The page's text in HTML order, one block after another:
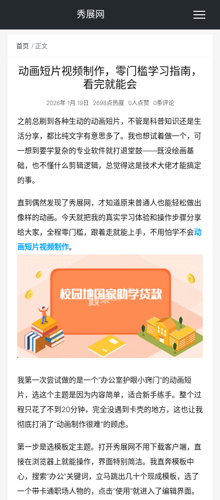
秀展网
首页 正文
动画短片视频制作，零门槛学习指南，
看完就能会
2026年 1月 19日 2698点热度 0人点赞 0条评论
之前总刷到各种生动的动画短片，不管是科普知识还是生
活分享，都比纯文字有意思多了。我也想试着做一个，可
一想到要学复杂的专业软件就打退堂鼓——既没绘画基
础，也不懂什么剪辑逻辑，总觉得这是技术大佬才能搞定
的事。
直到偶然发现了秀展网，才知道原来普通人也能轻松做出
像样的动画。今天就把我的真实学习体验和操作步骤分享
给大家，全程零门槛，跟着走就能上手，不用怕学不会动
画短片视频制作。
我第一次尝试做的是一个“办公室护眼小窍门”的动画短
片，选这个主题是因为内容简单，适合新手练手。整个过
程只花了不到20分钟，完全没遇到卡壳的地方，这也让我
彻底打消了“动画制作很难”的顾虑。
第一步是选模板定主题。打开秀展网不用下载客户端，直
接在浏览器上就能操作，界面特别简洁。我直奔模板中
心，搜索“办公”关键词，立马跳出几十个现成模板，选了
一个带卡通职场人物的，点击“使用”就进入了编辑界面。